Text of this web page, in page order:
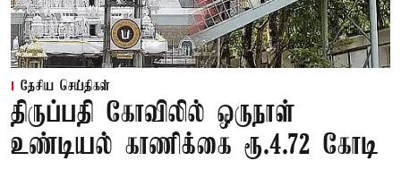
தேசிய செய்திகள்
திருப்பதி கோவிலில் ஒருநாள்
உண்டியல் காணிக்கை ரூ.4.72 கோடி